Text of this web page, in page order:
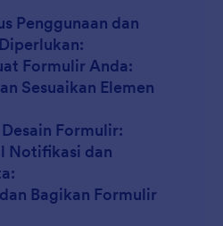
Penggunaan dan
Formulir Anda:
Sesuaikan Elemen
Formulir:
Notifikasi dan
Bagikan Formulir